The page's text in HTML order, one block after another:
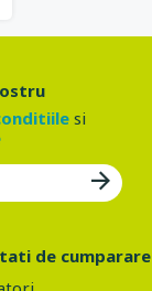
si
de cumparare